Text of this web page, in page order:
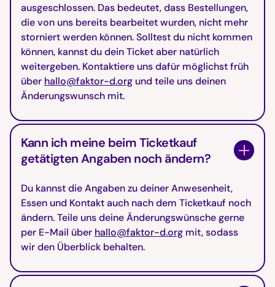
ausgeschlossen. Das bedeutet, dass Bestellungen,
die von uns bereits bearbeitet wurden, nicht mehr
storniert werden können. Solltest du nicht kommen
können, kannst du dein Ticket aber natürlich
weitergeben. Kontaktiere uns dafür möglichst früh
über hallo@faktor-d.orgund teile uns deinen
Änderungswunsch mit.
Kann ich meine beim Ticketkauf
getätigten Angaben noch ändern?
Du kannst die Angaben zu deiner Anwesenheit,
Essen und Kontakt auch nach dem Ticketkauf noch
ändern. Teile uns deine Änderungswünsche gerne
per E-Mail über hallo@faktor-d.orgmit, sodass
wir den Überblick behalten.